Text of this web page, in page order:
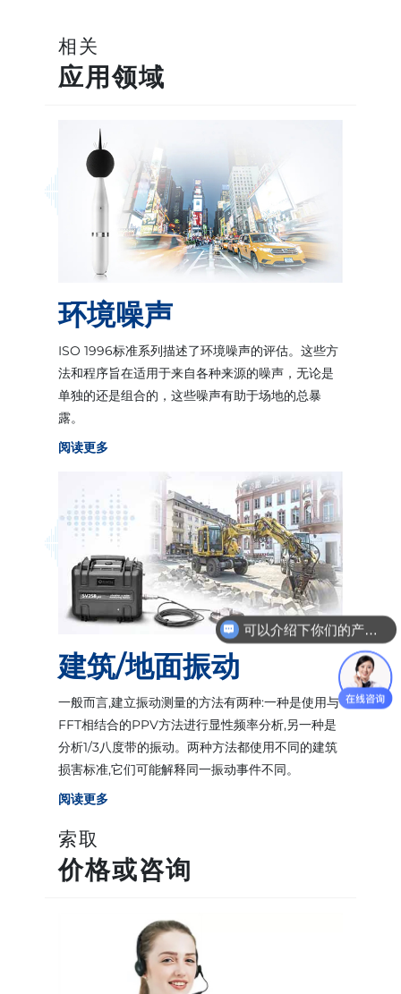
相关
应用领域
环境噪声
ISO 1996标准系列描述了环境噪声的评估。这些方
法和程序旨在适用于来自各种来源的噪声，无论是
单独的还是组合的，这些噪声有助于场地的总暴
露。
阅读更多
建筑/地面振动
一般而言,建立振动测量的方法有两种:一种是使用与
FFT相结合的PPV方法进行显性频率分析,另一种是
分析1/3八度带的振动。两种方法都使用不同的建筑
损害标准,它们可能解释同一振动事件不同。
阅读更多
索取
价格或咨询
可以介绍下你们的产品技术参数么？